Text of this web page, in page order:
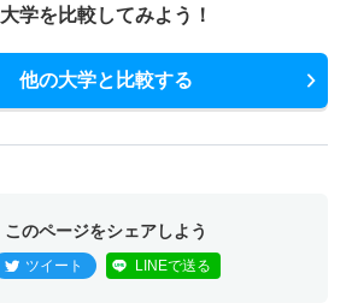
大学を比較してみよう！
他の大学と比較する
このページをシェアしよう
ツイート LINEで送る